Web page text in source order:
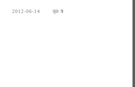
2012-06-14 9